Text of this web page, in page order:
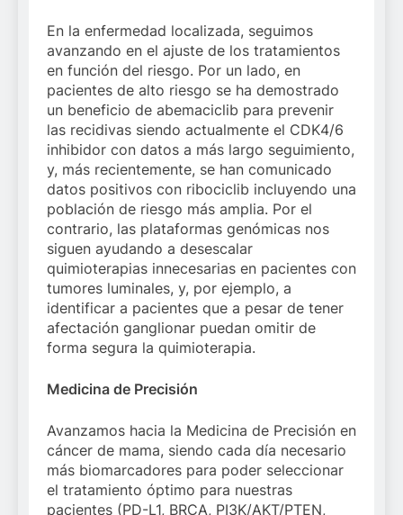
En la enfermedad localizada, seguimos
avanzando en el ajuste de los tratamientos
en función del riesgo. Por un lado, en
pacientes de alto riesgo se ha demostrado
un beneficio de abemaciclib para prevenir
las recidivas siendo actualmente el CDK4/6
inhibidor con datos a más largo seguimiento,
y, más recientemente, se han comunicado
datos positivos con ribociclib incluyendo una
población de riesgo más amplia. Por el
contrario, las plataformas genómicas nos
siguen ayudando a desescalar
quimioterapias innecesarias en pacientes con
tumores luminales, y, por ejemplo, a
identificar a pacientes que a pesar de tener
afectación ganglionar puedan omitir de
forma segura la quimioterapia.
Medicina de Precisión
Avanzamos hacia la Medicina de Precisión en
cáncer de mama, siendo cada día necesario
más biomarcadores para poder seleccionar
el tratamiento óptimo para nuestras
pacientes (PD-L1, BRCA, PI3K/AKT/PTEN,